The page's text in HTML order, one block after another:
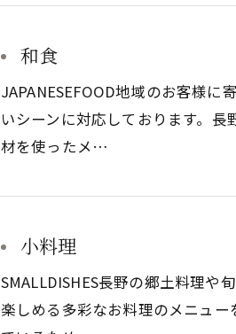
和食
JAPANESEFOOD地域のお客様
いシーンに対応しております。
材を使ったメ…
小料理
SMALLDISHES長野の郷土料理や
楽しめる多彩なお料理のメニュ